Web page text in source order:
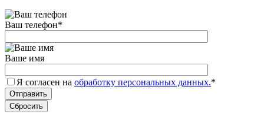
Ваш телефон*
Ваше имя
Я согласен на обработку персональных данных.*